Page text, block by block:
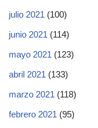
julio 2021 (100)
junio 2021 (114)
mayo 2021 (123)
abril 2021 (133)
marzo 2021 (118)
febrero 2021 (95)